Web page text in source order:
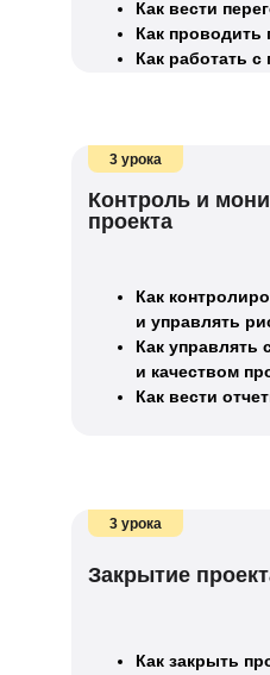
Как вести
Как проводить
Как работать
3 урока
Контроль и
проекта
Как
и управлять
Как управлять
и качеством
Как вести
3 урока
Закрытие
Как закрыть